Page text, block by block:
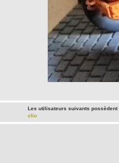
Les utilisateurs suivants
clio